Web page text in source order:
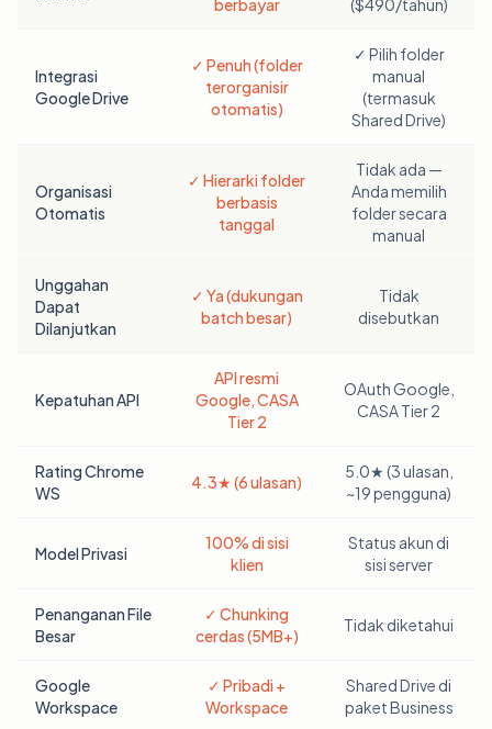
berbayar
($490/tahun)
Integrasi
Google Drive
✓ Penuh (folder
terorganisir
otomatis)
✓ Pilih folder
manual
(termasuk
Shared Drive)
Organisasi
Otomatis
✓ Hierarki folder
berbasis
tanggal
Tidak ada —
Anda memilih
folder secara
manual
Unggahan
Dapat
Dilanjutkan
✓ Ya (dukungan
batch besar)
Tidak
disebutkan
Kepatuhan API
API resmi
Google, CASA
Tier 2
OAuth Google,
CASA Tier 2
Rating Chrome
WS
4.3★ (6 ulasan)
5.0★ (3 ulasan,
~19 pengguna)
Model Privasi
100% di sisi
klien
Status akun di
sisi server
Penanganan File
Besar
✓ Chunking
cerdas (5MB+)
Tidak diketahui
Google
Workspace
✓ Pribadi +
Workspace
Shared Drive di
paket Business